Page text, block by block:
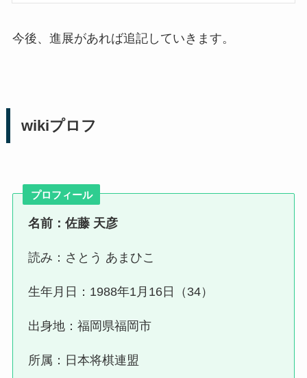
今後、進展があれば追記していきます。
wikiプロフ
プロフィール
名前：佐藤 天彦
読み：さとう あまひこ
生年月日：1988年1月16日（34）
出身地：福岡県福岡市
所属：日本将棋連盟